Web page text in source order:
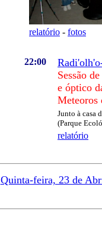
relatório - fotos
22:00
Sessão
e óptico
Meteoros
Junto à casa
(Parque
relatório
Quinta-feira, 23 de